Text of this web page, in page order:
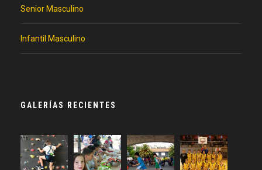
Senior Masculino
Infantil Masculino
GALERÍAS RECIENTES